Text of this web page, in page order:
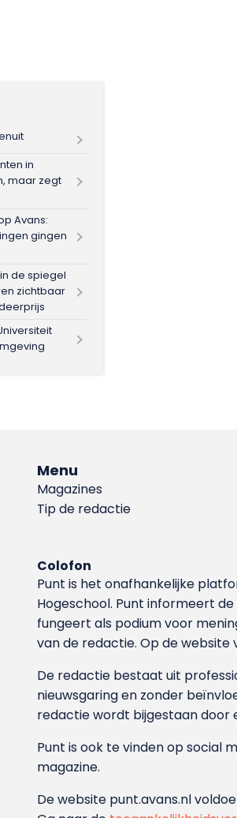
in
maar zegt
Avans:
gingen
de spiegel
zichtbaar
Menu
Magazines
Tip de redactie
Colofon
Punt is het onafhankelijke
Hoge­school. Punt informeert
fungeert als podium voor
van de redactie. Op de
De redactie bestaat uit
nieuwsgaring en zonder
redactie wordt bijgestaan door
Punt is ook te vinden op social
magazine.
De website punt.avans.nl